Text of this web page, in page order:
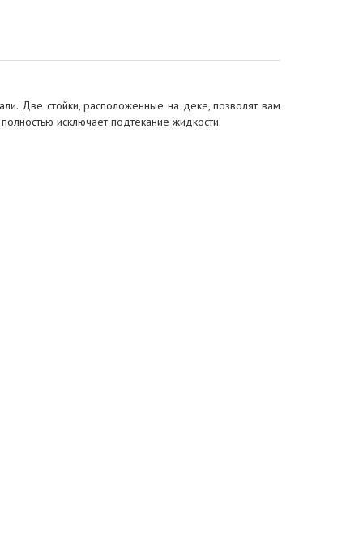
Две стойки, расположенные на деке, позволят вам
исключает подтекание жидкости.